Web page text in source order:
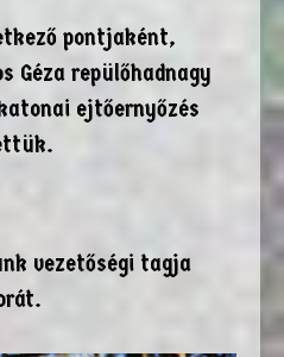
pontjaként,
Géza repülőhadnagy
ejtőernyőzés
vezetőségi tagja